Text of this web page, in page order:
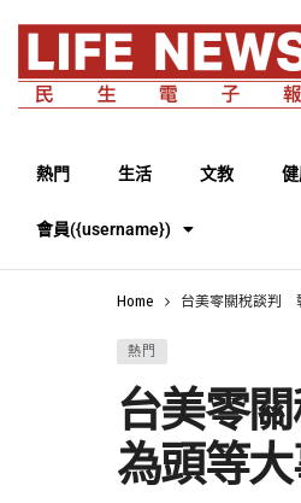
熱門 生活 文教
會員({username})
Home 台美零關稅談判
熱門
台美零
為頭等